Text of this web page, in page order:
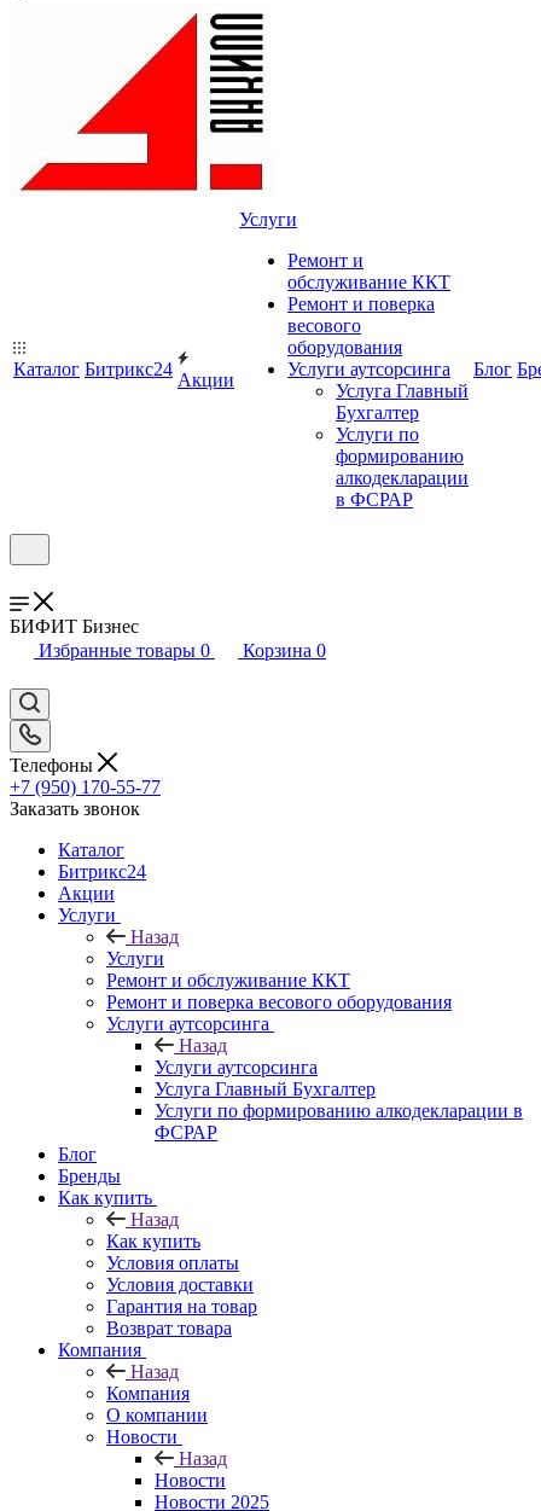
Каталог Битрикс24
Акции
Услуги
Ремонт и
обслуживание ККТ
Ремонт и поверка
весового
оборудования
Услуги аутсорсинга
Услуга Главный
Бухгалтер
Услуги по
формированию
алкодекларации
в ФСРАР
Блог
БИФИТ Бизнес
Избранные товары 0 Корзина 0
Телефоны
+7 (950) 170-55-77
Заказать звонок
Каталог
Битрикс24
Акции
Услуги
Назад
Услуги
Ремонт и обслуживание ККТ
Ремонт и поверка весового оборудования
Услуги аутсорсинга
Назад
Услуги аутсорсинга
Услуга Главный Бухгалтер
Услуги по формированию алкодекларации в
ФСРАР
Блог
Бренды
Как купить
Назад
Как купить
Условия оплаты
Условия доставки
Гарантия на товар
Возврат товара
Компания
Назад
Компания
О компании
Новости
Назад
Новости
Новости 2025